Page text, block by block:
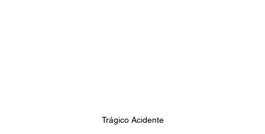
Trágico Acidente